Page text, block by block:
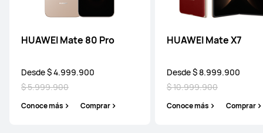
HUAWEI Mate 80 Pro
Desde $ 4.999.900
$ 5.999.900
Conoce más Comprar
HUAWEI Mate X7
Desde $ 8.999.900
$ 10.999.900
Conoce más Comprar